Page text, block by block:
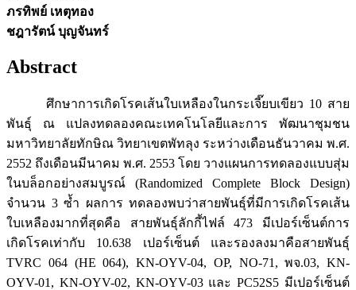
ภรทิพย์ เหตุทอง
ชฎารัตน์ บุญจันทร์
Abstract
ศึกษาการเกิดโรคเส้นใบเหลืองในกระเจี๊ยบเขียว 10 สาย
พันธุ์ ณ แปลงทดลองคณะเทคโนโลยีและการ พัฒนาชุมชน
มหาวิทยาลัยทักษิณ วิทยาเขตพัทลุง ระหว่างเดือนธันวาคม พ.ศ.
2552 ถึงเดือนมีนาคม พ.ศ. 2553 โดย วางแผนการทดลองแบบสุ่ม
ในบล็อกอย่างสมบูรณ์ (Randomized Complete Block Design)
จำนวน 3 ซ้ำ ผลการ ทดลองพบว่าสายพันธุ์ที่มีการเกิดโรคเส้น
ใบเหลืองมากที่สุดคือ สายพันธุ์ลักกี้ไฟล์ 473 มีเปอร์เซ็นต์การ
เกิดโรคเท่ากับ 10.638 เปอร์เซ็นต์ และรองลงมาคือสายพันธุ์
TVRC 064 (HE 064), KN-OYV-04, OP, NO-71, พจ.03, KN-
OYV-01, KN-OYV-02, KN-OYV-03 และ PC52S5 มีเปอร์เซ็นต์